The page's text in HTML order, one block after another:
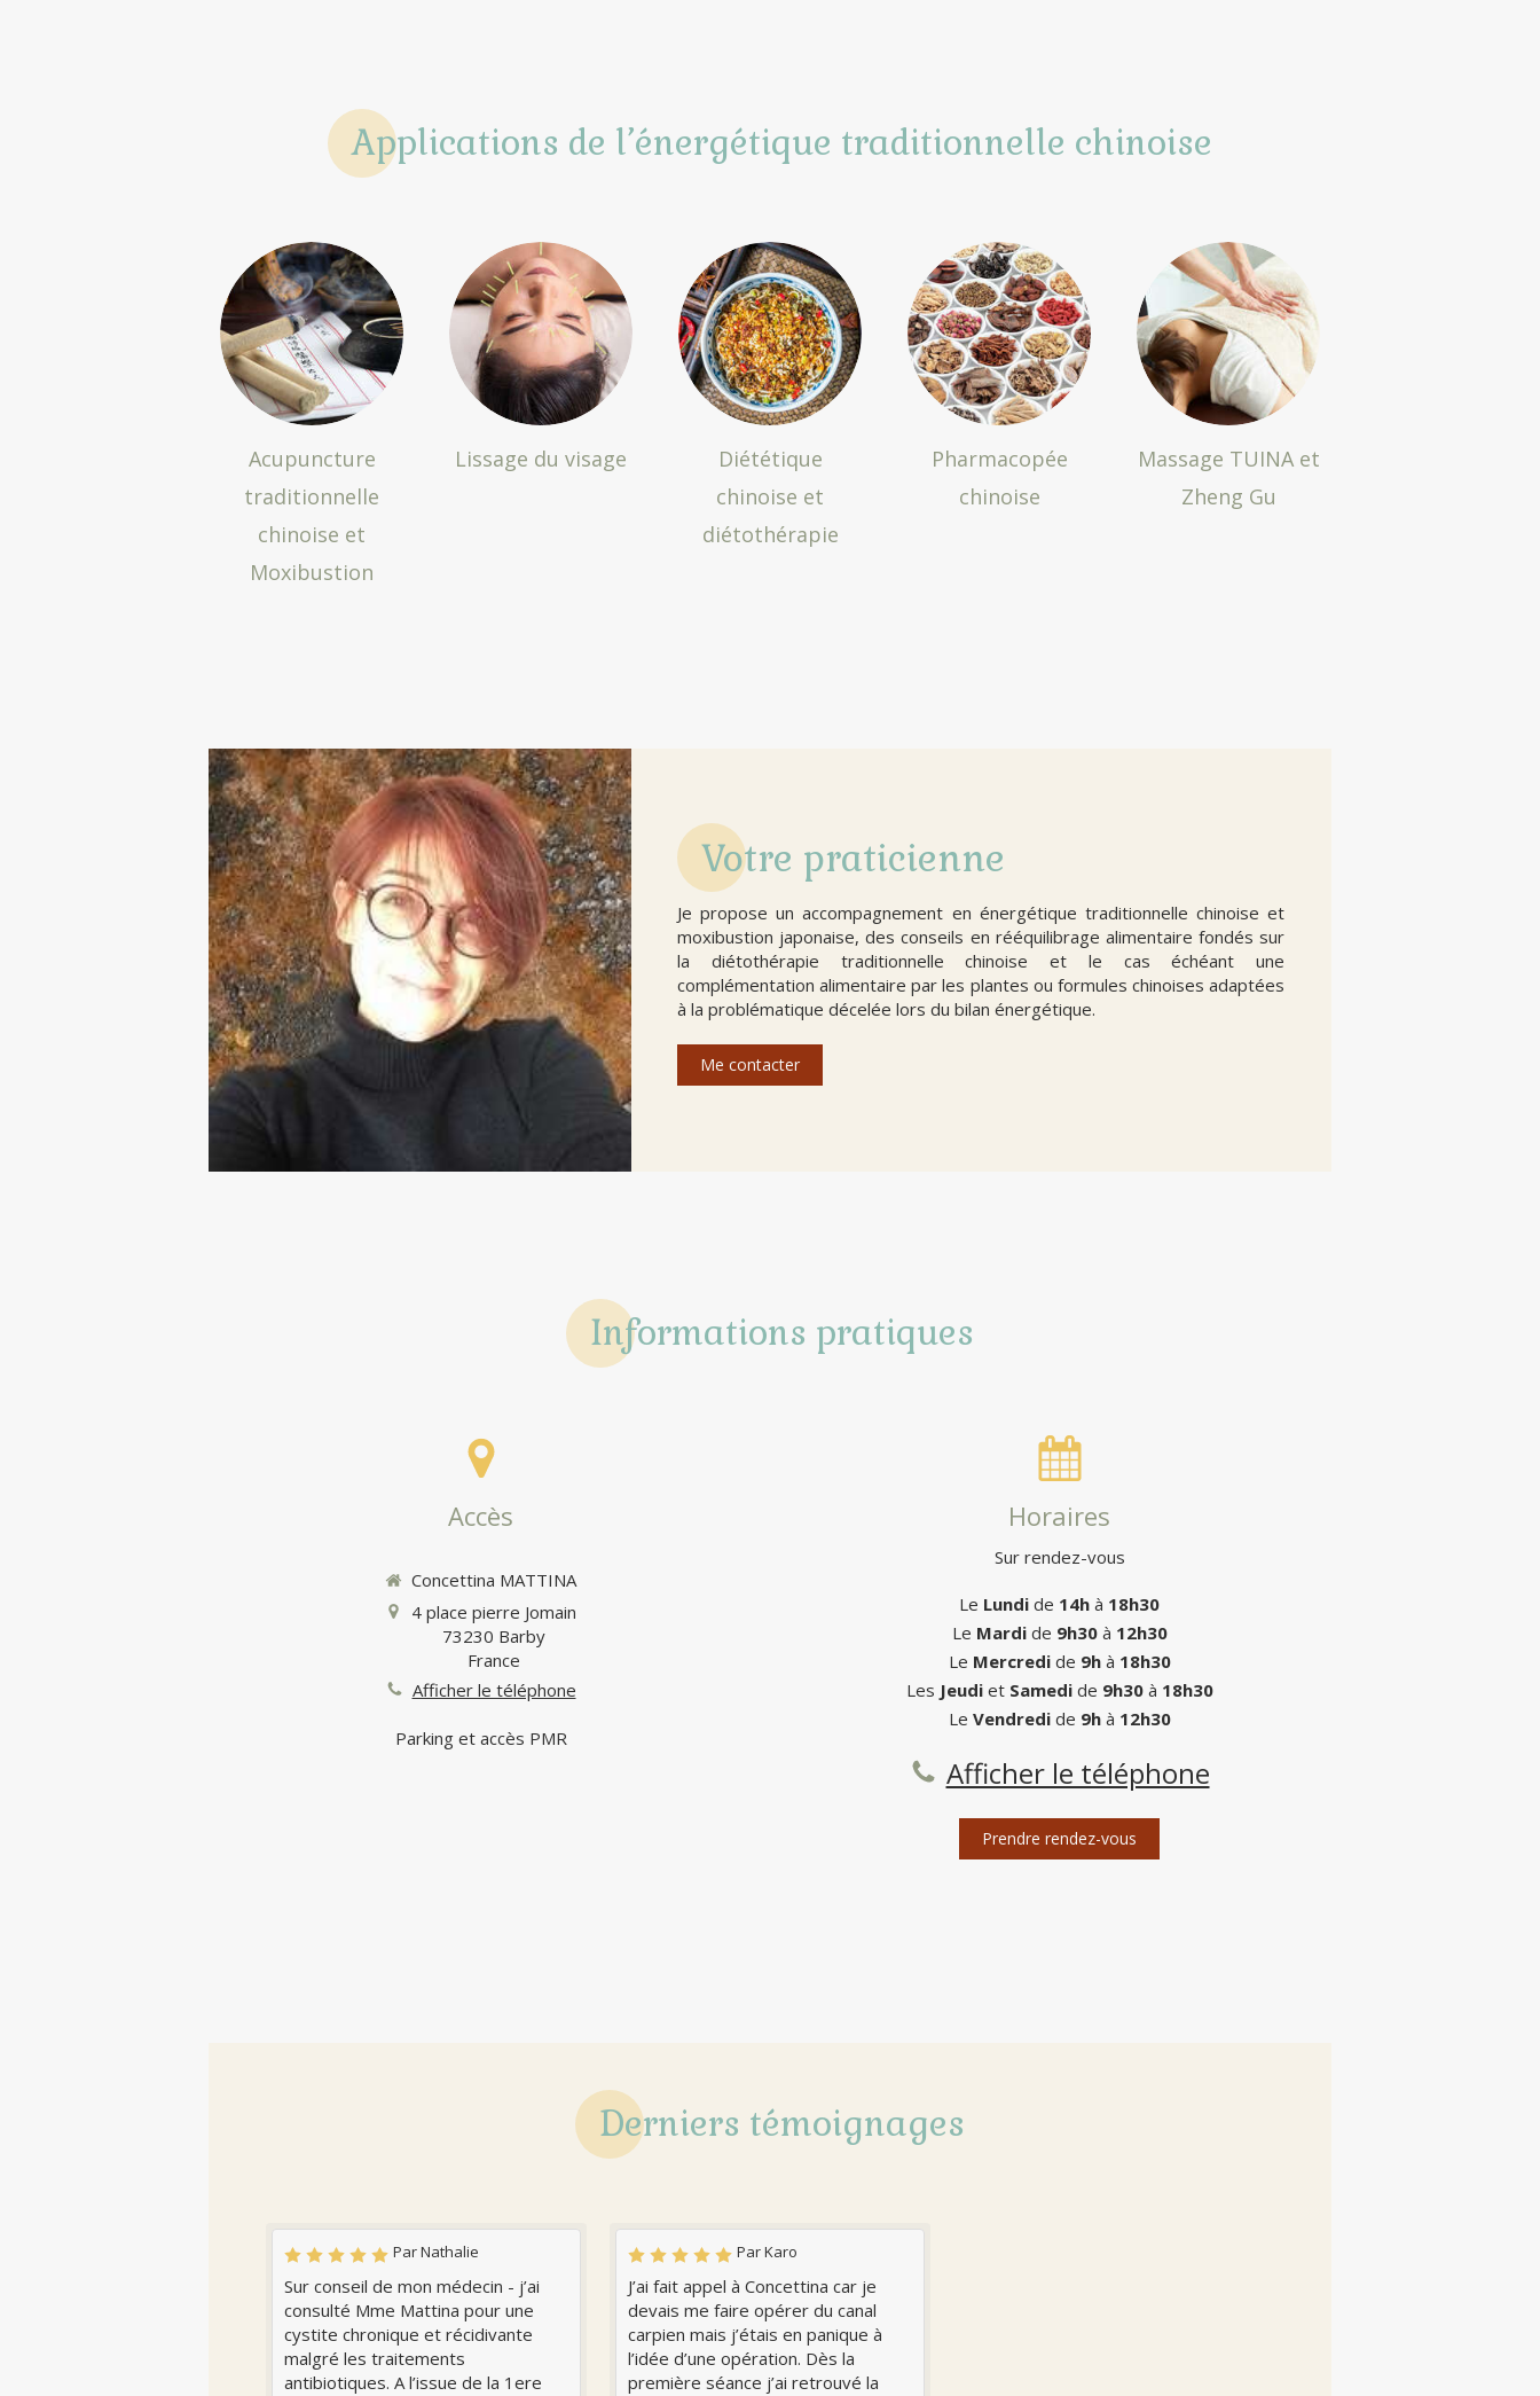
Applications de l’énergétique traditionnelle chinoise
Acupuncture
traditionnelle
chinoise et
Moxibustion
Lissage du visage
Diététique
chinoise et
diétothérapie
Pharmacopée
chinoise
Massage TUINA et
Zheng Gu
Votre praticienne
Je propose un accompagnement en énergétique traditionnelle chinoise et
moxibustion japonaise, des conseils en rééquilibrage alimentaire fondés sur
la diétothérapie traditionnelle chinoise et le cas échéant une
complémentation alimentaire par les plantes ou formules chinoises adaptées
à la problématique décelée lors du bilan énergétique.
Me contacter
Informations pratiques
Accès
Concettina MATTINA
4 place pierre Jomain
73230 Barby
France
Afficher le téléphone
Parking et accès PMR
Horaires
Sur rendez-vous
Le Lundi de 14h à 18h30
Le Mardide 9h30à 12h30
Le Mercredide 9hà 18h30
Les Jeudiet Samedide 9h30à 18h30
Le Vendredide 9hà 12h30
Afficher le téléphone
Prendre rendez-vous
Derniers témoignages
Par Nathalie
Sur conseil de mon médecin - j’ai
consulté Mme Mattina pour une
cystite chronique et récidivante
malgré les traitements
antibiotiques. A l’issue de la 1ere
Par Karo
J’ai fait appel à Concettina car je
devais me faire opérer du canal
carpien mais j’étais en panique à
l’idée d’une opération. Dès la
première séance j’ai retrouvé la